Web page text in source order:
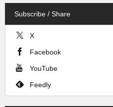
Subscribe / Share
X
Facebook
YouTube
Feedly